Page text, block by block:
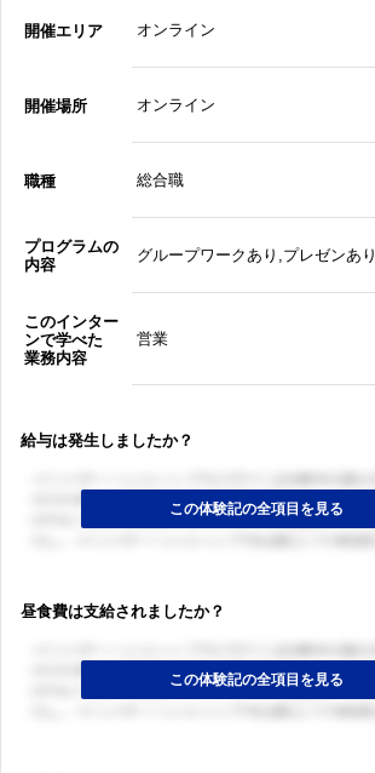
開催エリア オンライン
開催場所 オンライン
職種 総合職
プログラムの
内容
グループワークあり,プレゼンあり
このインター
ンで学べた
業務内容
営業
給与は発生しましたか？
昼食費は支給されましたか？